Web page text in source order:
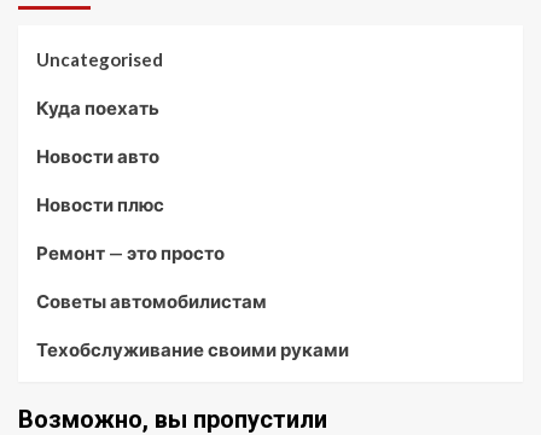
Uncategorised
Куда поехать
Новости авто
Новости плюс
Ремонт — это просто
Советы автомобилистам
Техобслуживание своими руками
Возможно, вы пропустили